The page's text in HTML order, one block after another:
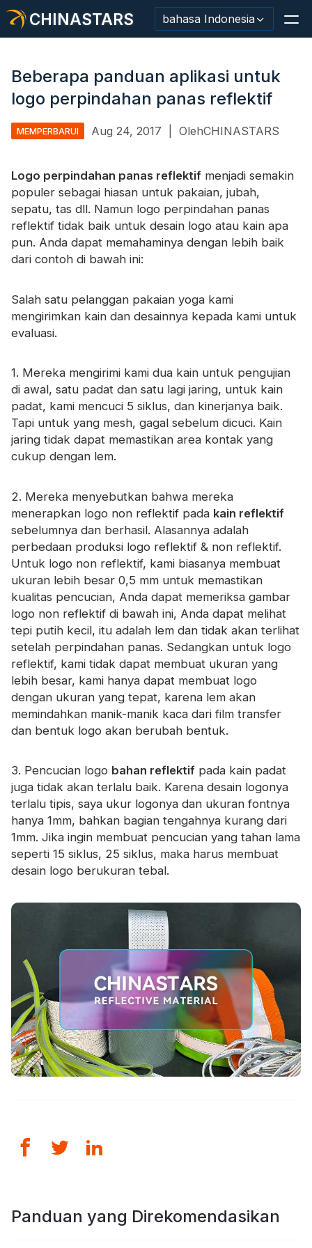
CHINASTARS bahasa Indonesia
Pakaian Keamanan
Bahan Menyala Dalam Gelap
Pemangkasan Pencucian Industri
Tentang CHINASTARS
Produk baru
Sertifikat
Video
Kontak
Beberapa panduan aplikasi untuk
logo perpindahan panas reflektif
MEMPERBARUI Aug 24, 2017 OlehCHINASTARS
Logo perpindahan panas reflektif menjadi semakin
populer sebagai hiasan untuk pakaian, jubah,
sepatu, tas dll. Namun logo perpindahan panas
reflektif tidak baik untuk desain logo atau kain apa
pun. Anda dapat memahaminya dengan lebih baik
dari contoh di bawah ini:
Salah satu pelanggan pakaian yoga kami
mengirimkan kain dan desainnya kepada kami untuk
evaluasi.
1. Mereka mengirimi kami dua kain untuk pengujian
di awal, satu padat dan satu lagi jaring, untuk kain
padat, kami mencuci 5 siklus, dan kinerjanya baik.
Tapi untuk yang mesh, gagal sebelum dicuci. Kain
jaring tidak dapat memastikan area kontak yang
cukup dengan lem.
2. Mereka menyebutkan bahwa mereka
menerapkan logo non reflektif pada kain reflektif
sebelumnya dan berhasil. Alasannya adalah
perbedaan produksi logo reflektif & non reflektif.
Untuk logo non reflektif, kami biasanya membuat
ukuran lebih besar 0,5 mm untuk memastikan
kualitas pencucian, Anda dapat memeriksa gambar
logo non reflektif di bawah ini, Anda dapat melihat
tepi putih kecil, itu adalah lem dan tidak akan terlihat
setelah perpindahan panas. Sedangkan untuk logo
reflektif, kami tidak dapat membuat ukuran yang
lebih besar, kami hanya dapat membuat logo
dengan ukuran yang tepat, karena lem akan
memindahkan manik-manik kaca dari film transfer
dan bentuk logo akan berubah bentuk.
3. Pencucian logo bahan reflektif pada kain padat
juga tidak akan terlalu baik. Karena desain logonya
terlalu tipis, saya ukur logonya dan ukuran fontnya
hanya 1mm, bahkan bagian tengahnya kurang dari
1mm. Jika ingin membuat pencucian yang tahan lama
seperti 15 siklus, 25 siklus, maka harus membuat
desain logo berukuran tebal.
Panduan yang Direkomendasikan